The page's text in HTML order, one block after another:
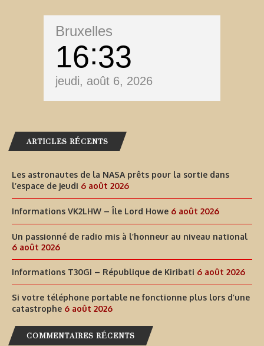
Bruxelles
16 33
jeudi, août 6, 2026
ARTICLES RÉCENTS
Les astronautes de la NASA prêts pour la sortie dans
l’espace de jeudi 6 août 2026
Informations VK2LHW – Île Lord Howe 6 août 2026
Un passionné de radio mis à l’honneur au niveau national
6 août 2026
Informations T30GI – République de Kiribati 6 août 2026
Si votre téléphone portable ne fonctionne plus lors d’une
catastrophe 6 août 2026
COMMENTAIRES RÉCENTS